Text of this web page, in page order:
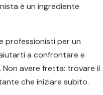
è un ingrediente
professionisti per un
a confrontare e
Non avere fretta: trovare il
che iniziare subito.